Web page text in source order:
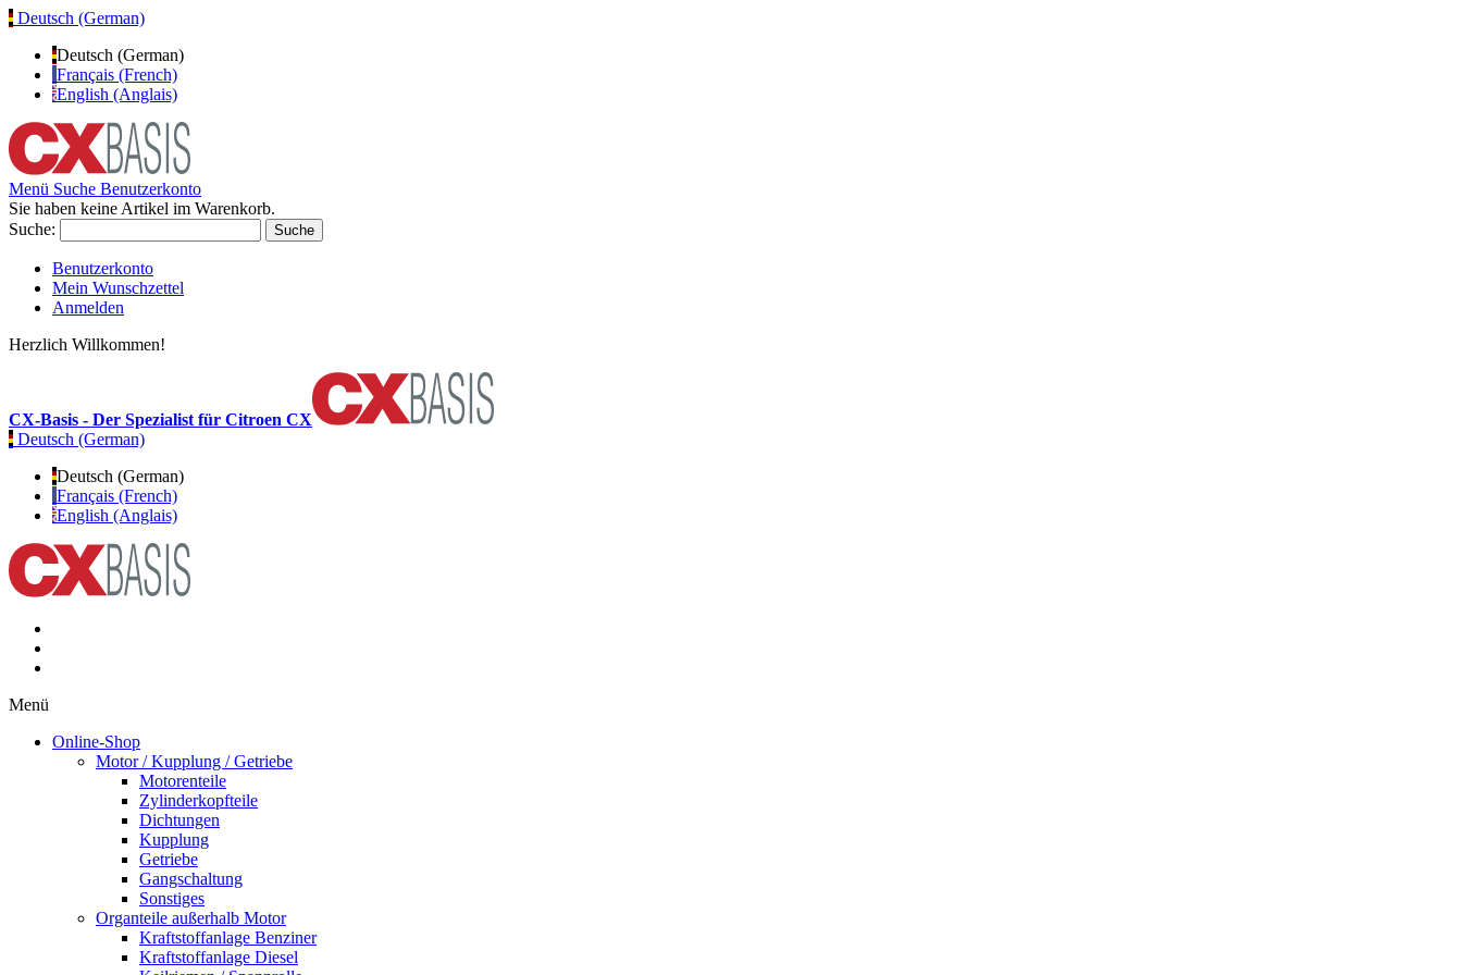
Deutsch (German)
Deutsch (German)
Français (French)
English (Anglais)
Menü Suche Benutzerkonto
Sie haben keine Artikel im Warenkorb.
Suche:
Suche
Benutzerkonto
Mein Wunschzettel
Anmelden
Herzlich Willkommen!
CX-Basis - Der Spezialist für Citroen CX
Deutsch (German)
Deutsch (German)
Français (French)
English (Anglais)
Menü
Online-Shop
Motor / Kupplung / Getriebe
Motorenteile
Zylinderkopfteile
Dichtungen
Kupplung
Getriebe
Gangschaltung
Sonstiges
Organteile außerhalb Motor
Kraftstoffanlage Benziner
Kraftstoffanlage Diesel